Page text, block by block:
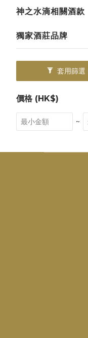
神之水滴相關酒款
獨家酒莊品牌
套用篩選
價格 (HK$)
~